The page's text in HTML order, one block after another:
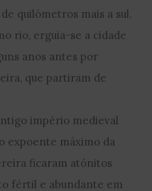
quilómetros mais a sul,
rio, erguia-se a cidade
anos antes por
que partiram de
império medieval
expoente máximo da
ficaram atónitos
fértil e abundante em